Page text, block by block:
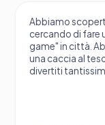
Abbiamo
cercando di fare
game" in città.
una caccia al
divertiti